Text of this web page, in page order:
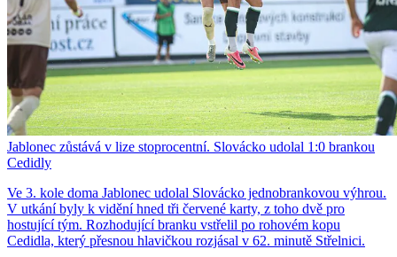
Jablonec zůstává v lize stoprocentní. Slovácko udolal 1:0 brankou
Cedidly
Ve 3. kole doma Jablonec udolal Slovácko jednobrankovou výhrou.
V utkání byly k vidění hned tři červené karty, z toho dvě pro
hostující tým. Rozhodující branku vstřelil po rohovém kopu
Cedidla, který přesnou hlavičkou rozjásal v 62. minutě Střelnici.